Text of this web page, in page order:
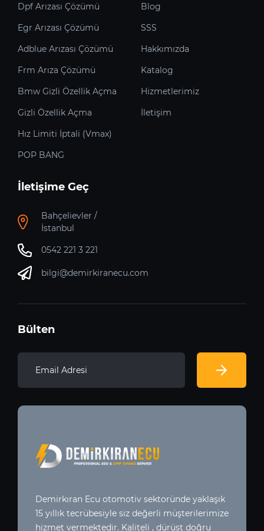
Dpf Arızası Çözümü
Egr Arızası Çözümü
Adblue Arızası Çözümü
Frm Arıza Çözümü
Bmw Gizli Özellik Açma
Gizli Özellik Açma
Hız Limiti İptali (Vmax)
POP BANG
Blog
SSS
Hakkımızda
Katalog
Hizmetlerimiz
İletişim
İletişime Geç
Bahçelievler /
İstanbul
0542 221 3 221
bilgi@demirkiranecu.com
Bülten
Demirkıran Ecu otomotiv sektoründe yaklaşık
15 yıllık tecrübesiyle siz değerli müşterilerimize
hizmet vermektedir. Kaliteli , dürüst doğru